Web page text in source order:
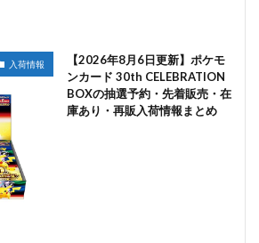
入荷情報
【2026年8月6日更新】ポケモ
ンカード 30th CELEBRATION
BOXの抽選予約・先着販売・在
庫あり・再販入荷情報まとめ